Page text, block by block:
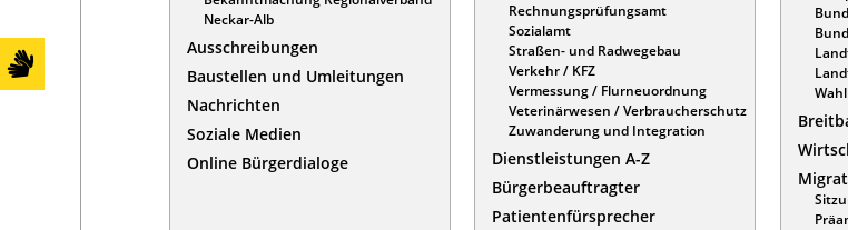
Neckar-Alb
Ausschreibungen
Baustellen und Umleitungen
Nachrichten
Soziale Medien
Online Bürgerdialoge
Rechnungsprüfungsamt
Sozialamt
Straßen- und Radwegebau
Verkehr / KFZ
Vermessung / Flurneuordnung
Veterinärwesen / Verbraucherschutz
Zuwanderung und Integration
Dienstleistungen A-Z
Bürgerbeauftragter
Patientenfürsprecher